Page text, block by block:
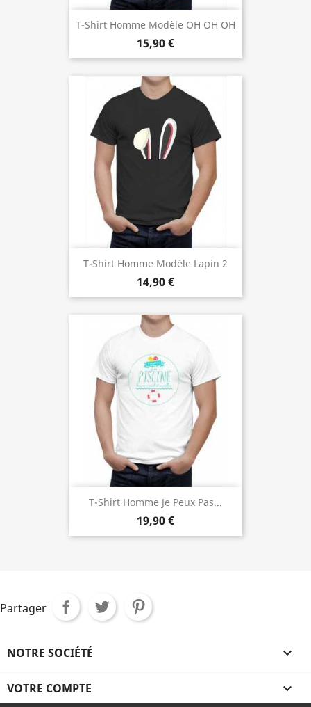
T-Shirt Homme Modèle OH OH OH
15,90 €
T-Shirt Homme Modèle Lapin 2
14,90 €
T-Shirt Homme Je Peux Pas...
19,90 €
Partager
NOTRE SOCIÉTÉ 
VOTRE COMPTE 